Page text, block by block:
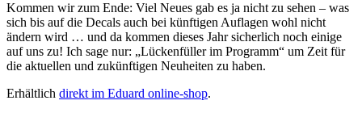
Kommen wir zum Ende: Viel Neues gab es ja nicht zu sehen – was
sich bis auf die Decals auch bei künftigen Auflagen wohl nicht
ändern wird … und da kommen dieses Jahr sicherlich noch einige
auf uns zu! Ich sage nur: „Lückenfüller im Programm“ um Zeit für
die aktuellen und zukünftigen Neuheiten zu haben.
Erhältlich direkt im Eduard online-shop.